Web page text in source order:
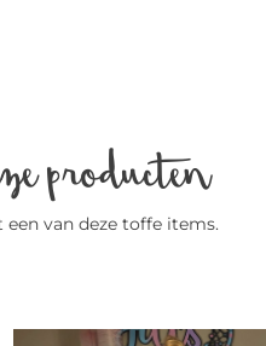
producten
van deze toffe items.